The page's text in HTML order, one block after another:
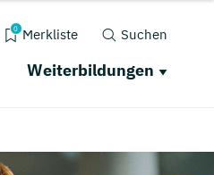
0 Merkliste Suchen
Weiterbildungen